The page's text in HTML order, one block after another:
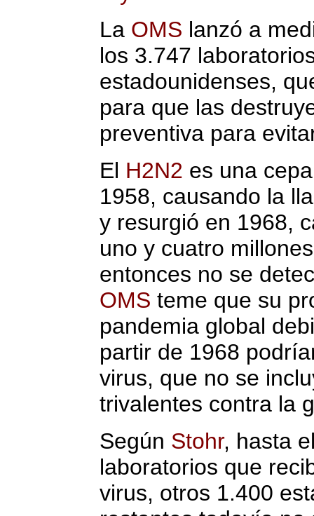
La OMS lanzó a
los 3.747
estadounidenses,
para que las
preventiva para
El H2N2 es una
1958, causando la
y resurgió en 1968,
uno y cuatro
entonces no se
OMS teme que su
pandemia global
partir de 1968
virus, que no se
trivalentes contra la
Según Stohr, hasta
laboratorios que
virus, otros 1.400